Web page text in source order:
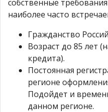
собственные
наиболее часто
Гражданство
Возраст до 85 лет
кредита).
Постоянная
регионе
Подойдет и
данном регионе.